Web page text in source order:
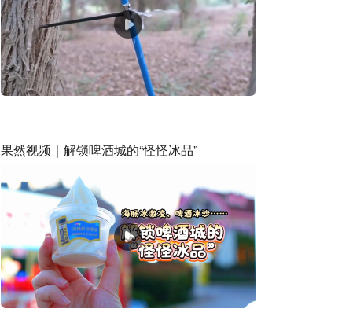
果然视频｜解锁啤酒城的“怪怪冰品”